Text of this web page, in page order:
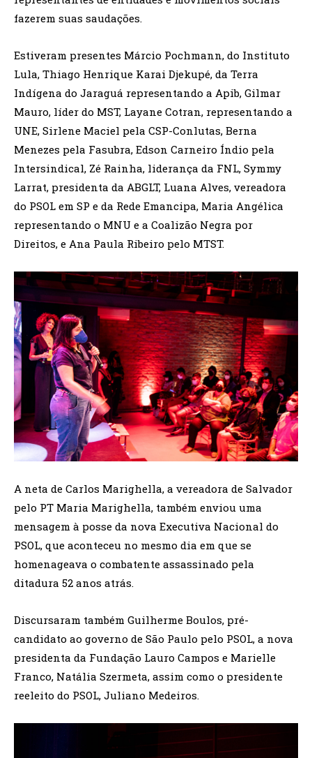
fazerem suas saudações.
Estiveram presentes Márcio Pochmann, do Instituto
Lula, Thiago Henrique Karai Djekupé, da Terra
Indígena do Jaraguá representando a Apib, Gilmar
Mauro, líder do MST, Layane Cotran, representando a
UNE, Sirlene Maciel pela CSP-Conlutas, Berna
Menezes pela Fasubra, Edson Carneiro Índio pela
Intersindical, Zé Rainha, liderança da FNL, Symmy
Larrat, presidenta da ABGLT, Luana Alves, vereadora
do PSOL em SP e da Rede Emancipa, Maria Angélica
representando o MNU e a Coalizão Negra por
Direitos, e Ana Paula Ribeiro pelo MTST.
A neta de Carlos Marighella, a vereadora de Salvador
pelo PT Maria Marighella, também enviou uma
mensagem à posse da nova Executiva Nacional do
PSOL, que aconteceu no mesmo dia em que se
homenageava o combatente assassinado pela
ditadura 52 anos atrás.
Discursaram também Guilherme Boulos, pré-
candidato ao governo de São Paulo pelo PSOL, a nova
presidenta da Fundação Lauro Campos e Marielle
Franco, Natália Szermeta, assim como o presidente
reeleito do PSOL, Juliano Medeiros.